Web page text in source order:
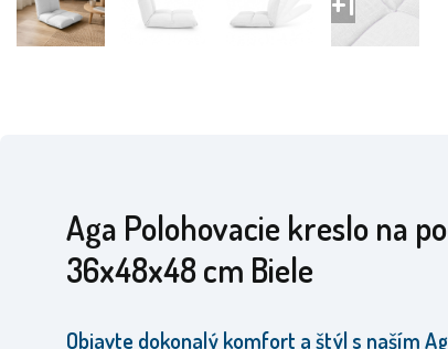
Aga Polohovacie kreslo na
36x48x48 cm Biele
Objavte dokonalý komfort a štýl s naším